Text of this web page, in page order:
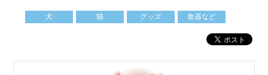
犬 猫 グッズ 食器など